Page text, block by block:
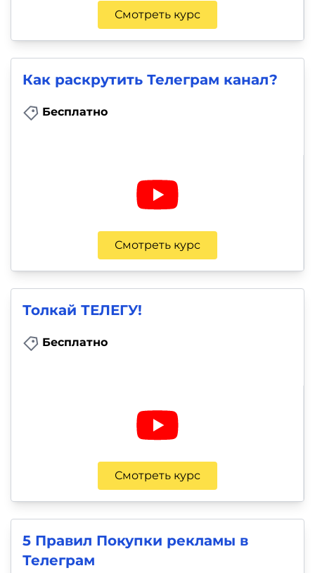
Смотреть курс
Как раскрутить Телеграм канал?
Бесплатно
Смотреть курс
Толкай ТЕЛЕГУ!
Бесплатно
Смотреть курс
5 Правил Покупки рекламы в
Телеграм
Репетиторы
Тесты
на
профориентацию